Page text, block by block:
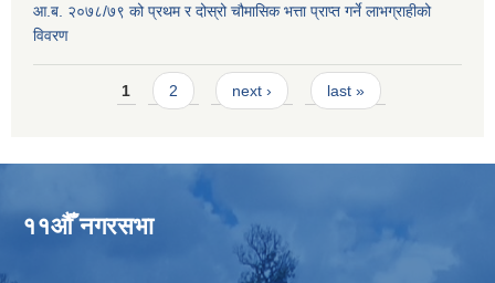
आ.ब. २०७८/७९ को प्रथम र दोस्रो चौमासिक भत्ता प्राप्त गर्ने लाभग्राहीको
विवरण
Pages1 2 next › last »
११औँ नगरसभा